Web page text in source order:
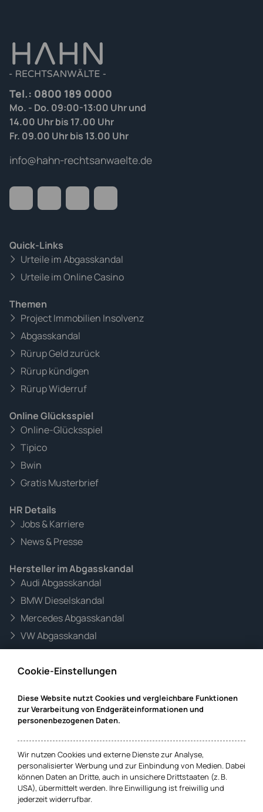
Tel.: 0800 189 0000
Mo. - Do. 09:00-13:00 Uhr und
14.00 Uhr bis 17.00 Uhr
Fr. 09.00 Uhr bis 13.00 Uhr
info@hahn-rechtsanwaelte.de
Quick-Links
Urteile im Abgasskandal
Urteile im Online Casino
Themen
Project Immobilien Insolvenz
Abgasskandal
Rürup Geld zurück
Rürup kündigen
Rürup Widerruf
Online Glücksspiel
Online-Glücksspiel
Tipico
Bwin
Gratis Musterbrief
HR Details
Jobs & Karriere
News & Presse
Hersteller im Abgasskandal
Audi Abgasskandal
BMW Dieselskandal
Mercedes Abgasskandal
VW Abgasskandal
Mandanteninformationen
Datenschutz
Impressum
Cookie-Einstellungen
Hamburg
Cookie-Einstellungen
Diese Website nutzt Cookies und vergleichbare Funktionen
zur Verarbeitung von Endgeräteinformationen und
personenbezogenen Daten.
Wir nutzen Cookies und externe Dienste zur Analyse,
personalisierter Werbung und zur Einbindung von Medien. Dabei
können Daten an Dritte, auch in unsichere Drittstaaten (z. B.
USA), übermittelt werden. Ihre Einwilligung ist freiwillig und
jederzeit widerrufbar.